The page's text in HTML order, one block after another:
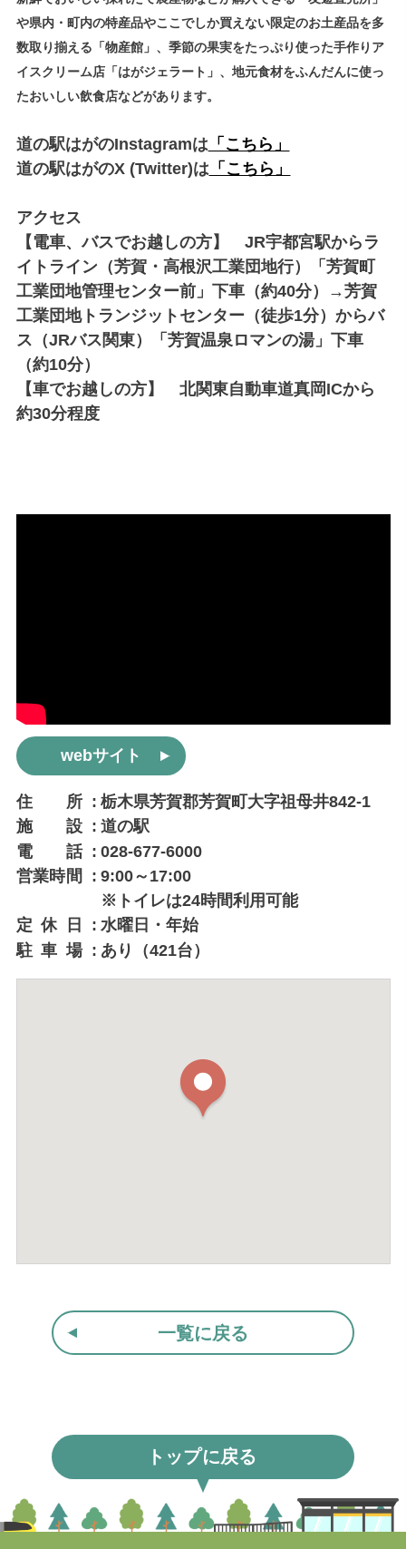
や県内・町内の特産品やここでしか買えない限定のお土産品を多
数取り揃える「物産館」、季節の果実をたっぷり使った手作りア
イスクリーム店「はがジェラート」、地元食材をふんだんに使っ
たおいしい飲食店などがあります。
道の駅はがのInstagramは「こちら」
道の駅はがのX (Twitter)は「こちら」
アクセス
【電車、バスでお越しの方】 JR宇都宮駅からラ
イトライン（芳賀・高根沢工業団地行）「芳賀町
工業団地管理センター前」下車（約40分）→芳賀
工業団地トランジットセンター（徒歩1分）からバ
ス（JRバス関東）「芳賀温泉ロマンの湯」下車
（約10分）
【車でお越しの方】 北関東自動車道真岡ICから
約30分程度
webサイト
住所
栃木県芳賀郡芳賀町大字祖母井842-1
施設
道の駅
電話
028-677-6000
営業時間
9:00～17:00
※トイレは24時間利用可能
定休日
水曜日・年始
駐車場
あり（421台）
一覧に戻る
トップに戻る